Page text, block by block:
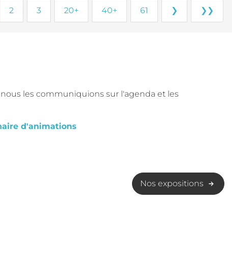
2 3 20+ 40+ 61 ❯ ❯❯
les communiquions sur l'agenda et les
d'animations
Nos expositions